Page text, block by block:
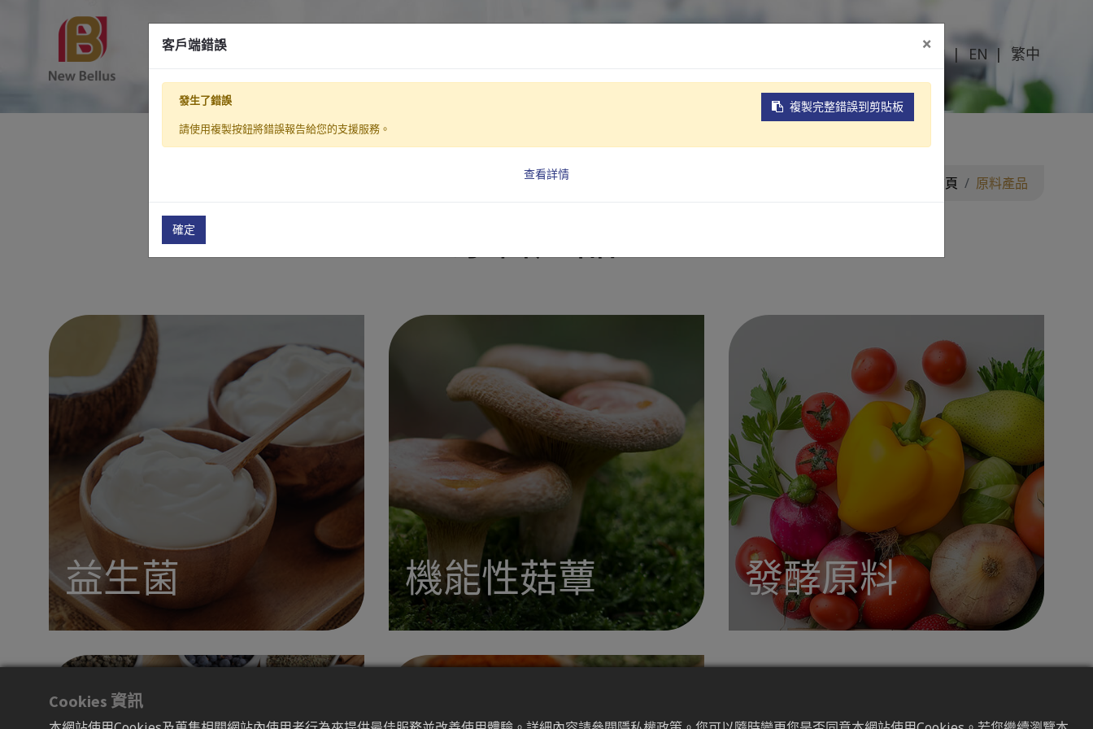
简中 EN 繁中
原料產品
創新 ‧ 有益 ‧ 無限 | Be New ‧ Be Beneficial ‧ Be Limitless
首頁 原料產品
益生菌 機能性菇蕈 發酵原料
Cookies 資訊
客戶端錯誤 ×
複製完整錯誤到剪貼板
發生了錯誤
請使用複製按鈕將錯誤報告給您的支援服務。
查看詳情
確定